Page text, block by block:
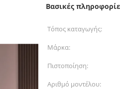
Βασικές
Τόπος καταγωγής:
Μάρκα:
Πιστοποίηση:
Αριθμό μοντέλου: